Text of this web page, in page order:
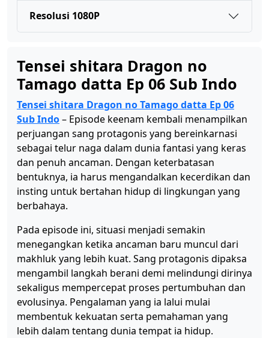
Resolusi 1080P
Tensei shitara Dragon no
Tamago datta Ep 06 Sub Indo
Tensei shitara Dragon no Tamago datta Ep 06
Sub Indo– Episode keenam kembali menampilkan
perjuangan sang protagonis yang bereinkarnasi
sebagai telur naga dalam dunia fantasi yang keras
dan penuh ancaman. Dengan keterbatasan
bentuknya, ia harus mengandalkan kecerdikan dan
insting untuk bertahan hidup di lingkungan yang
berbahaya.
Pada episode ini, situasi menjadi semakin
menegangkan ketika ancaman baru muncul dari
makhluk yang lebih kuat. Sang protagonis dipaksa
mengambil langkah berani demi melindungi dirinya
sekaligus mempercepat proses pertumbuhan dan
evolusinya. Pengalaman yang ia lalui mulai
membentuk kekuatan serta pemahaman yang
lebih dalam tentang dunia tempat ia hidup.